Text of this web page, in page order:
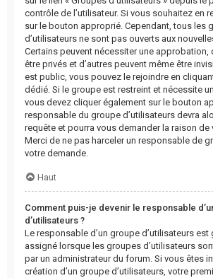
contrôle de l’utilisateur. Si vous souhaitez en
sur le bouton approprié. Cependant, tous les
d’utilisateurs ne sont pas ouverts aux
Certains peuvent nécessiter une approbation,
être privés et d’autres peuvent même être
est public, vous pouvez le rejoindre en
dédié. Si le groupe est restreint et nécessite
vous devez cliquer également sur le bouton
responsable du groupe d’utilisateurs devra
requête et pourra vous demander la raison de
Merci de ne pas harceler un responsable de
votre demande.
Haut
Comment puis-je devenir le responsable
d’utilisateurs ?
Le responsable d’un groupe d’utilisateurs est
assigné lorsque les groupes d’utilisateurs
par un administrateur du forum. Si vous êtes
création d’un groupe d’utilisateurs, votre